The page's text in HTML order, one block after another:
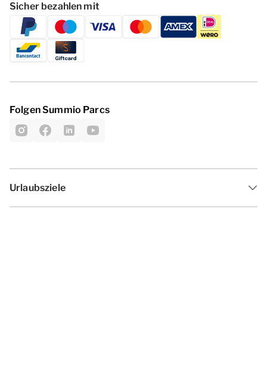
Sicher bezahlen mit
Folgen Summio Parcs
Urlaubsziele